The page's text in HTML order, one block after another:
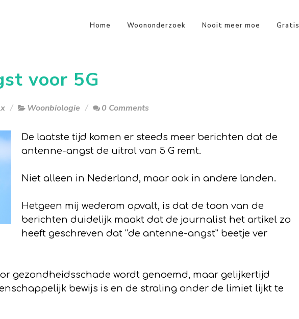
Home Woononderzoek Nooit meer moe Gratis
voor 5G
Woonbiologie 0 Comments
De laatste tijd komen er steeds meer berichten dat de
antenne-angst de uitrol van 5 G remt.
Niet alleen in Nederland, maar ook in andere landen.
Hetgeen mij wederom opvalt, is dat de toon van de
berichten duidelijk maakt dat de journalist het artikel zo
heeft geschreven dat “de antenne-angst” beetje ver
gezondheidsschade wordt genoemd, maar gelijkertijd
bewijs is en de straling onder de limiet lijkt te